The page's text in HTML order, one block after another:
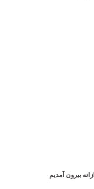
بیرون آمدیم